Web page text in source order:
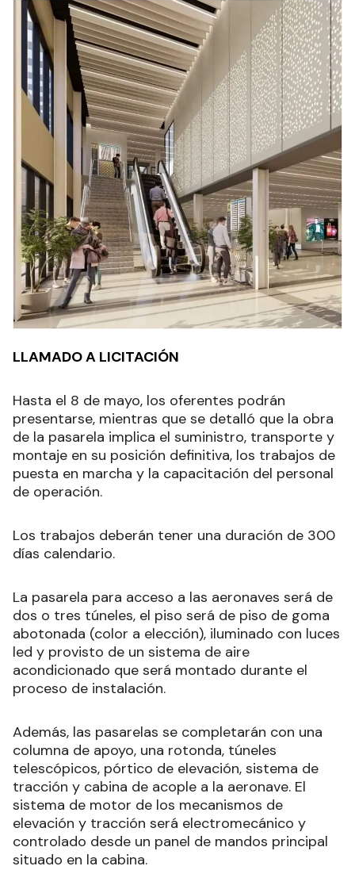
LLAMADO A LICITACIÓN
Hasta el 8 de mayo, los oferentes podrán
presentarse, mientras que se detalló que la obra
de la pasarela implica el suministro, transporte y
montaje en su posición definitiva, los trabajos de
puesta en marcha y la capacitación del personal
de operación.
Los trabajos deberán tener una duración de 300
días calendario.
La pasarela para acceso a las aeronaves será de
dos o tres túneles, el piso será de piso de goma
abotonada (color a elección), iluminado con luces
led y provisto de un sistema de aire
acondicionado que será montado durante el
proceso de instalación.
Además, las pasarelas se completarán con una
columna de apoyo, una rotonda, túneles
telescópicos, pórtico de elevación, sistema de
tracción y cabina de acople a la aeronave. El
sistema de motor de los mecanismos de
elevación y tracción será electromecánico y
controlado desde un panel de mandos principal
situado en la cabina.